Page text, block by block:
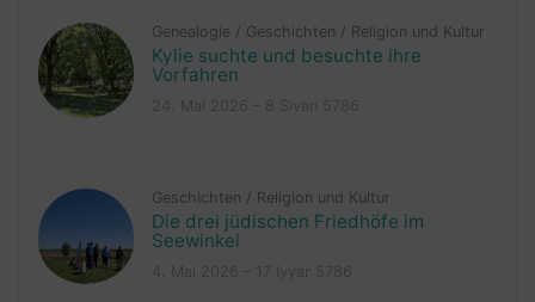
Genealogie / Geschichten / Religion und Kultur
Kylie suchte und besuchte ihre
Vorfahren
Geschichten / Religion und Kultur
Die drei jüdischen Friedhöfe im
Seewinkel